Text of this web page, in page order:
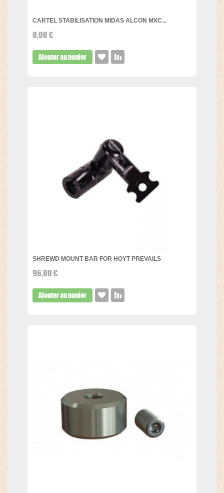
CARTEL STABILISATION MIDAS ALCON MXC...
0,00 €
Ajouter au panier
SHREWD MOUNT BAR FOR HOYT PREVAILS
96,00 €
Ajouter au panier